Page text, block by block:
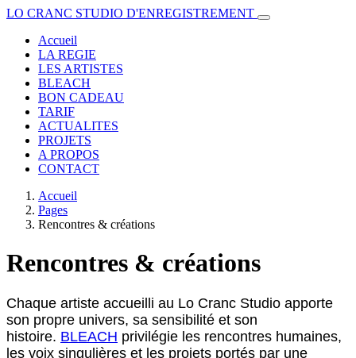
LO CRANC STUDIO D'ENREGISTREMENT
Accueil
LA REGIE
LES ARTISTES
BLEACH
BON CADEAU
TARIF
ACTUALITES
PROJETS
A PROPOS
CONTACT
Accueil
Pages
Rencontres & créations
Rencontres & créations
Chaque artiste accueilli au Lo Cranc Studio apporte
son propre univers, sa sensibilité et son
histoire. BLEACH privilégie les rencontres humaines,
les voix singulières et les projets portés par une